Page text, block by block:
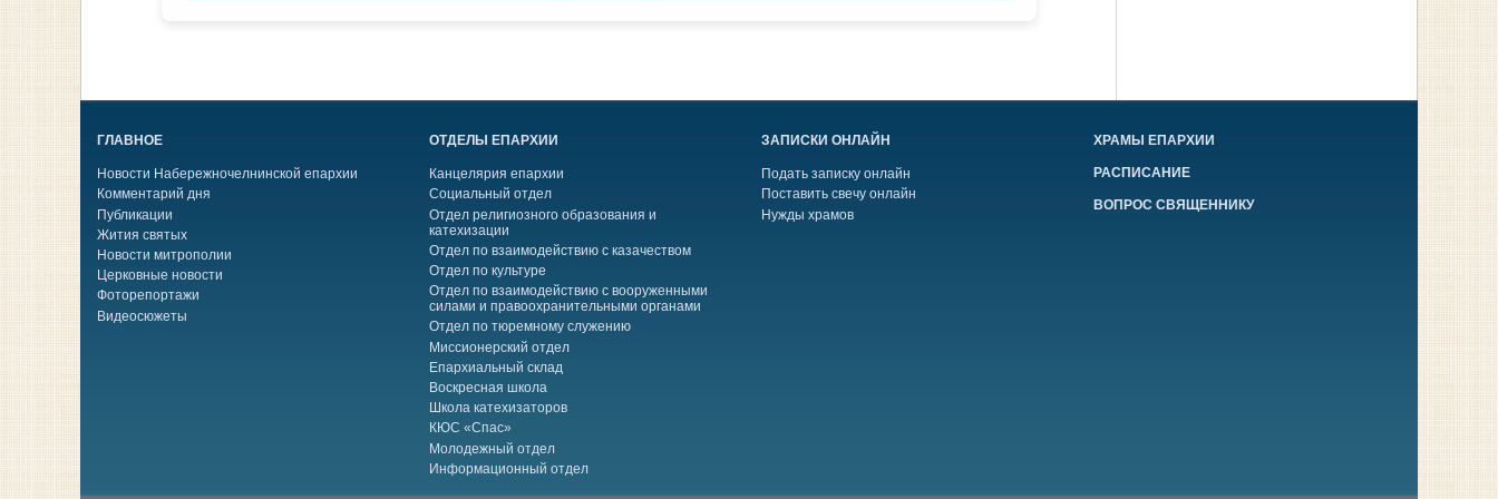
ГЛАВНОЕ
Новости Набережночелнинской епархии
Комментарий дня
Публикации
Жития святых
Новости митрополии
Церковные новости
Фоторепортажи
Видеосюжеты
ОТДЕЛЫ ЕПАРХИИ
Канцелярия епархии
Социальный отдел
Отдел религиозного образования и
катехизации
Отдел по взаимодействию с казачеством
Отдел по культуре
Отдел по взаимодействию с вооруженными
силами и правоохранительными органами
Отдел по тюремному служению
Миссионерский отдел
Епархиальный склад
Воскресная школа
Школа катехизаторов
КЮС «Спас»
Молодежный отдел
Информационный отдел
ЗАПИСКИ ОНЛАЙН
Подать записку онлайн
Поставить свечу онлайн
Нужды храмов
ХРАМЫ ЕПАРХИИ
РАСПИСАНИЕ
ВОПРОС СВЯЩЕННИКУ